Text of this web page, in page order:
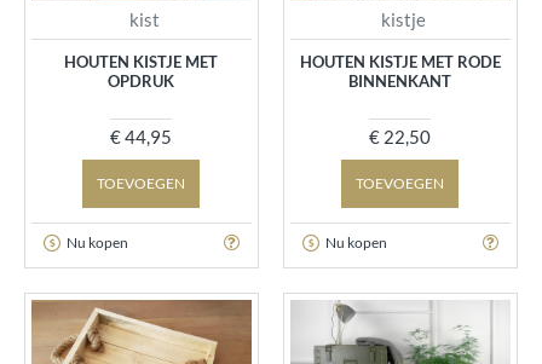
kist
HOUTEN KISTJE MET
OPDRUK
€ 44,95
TOEVOEGEN
Nu kopen
kistje
HOUTEN KISTJE MET RODE
BINNENKANT
€ 22,50
TOEVOEGEN
Nu kopen